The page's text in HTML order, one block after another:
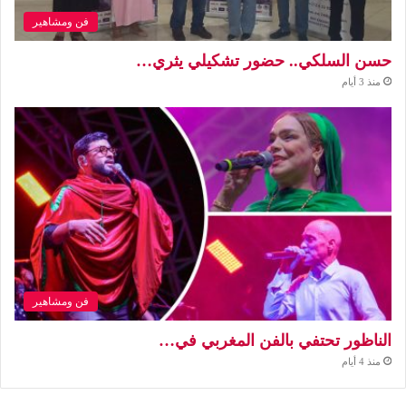
فن ومشاهير
حسن السلكي.. حضور تشكيلي يثري…
منذ 3 أيام
فن ومشاهير
الناظور تحتفي بالفن المغربي في…
منذ 4 أيام